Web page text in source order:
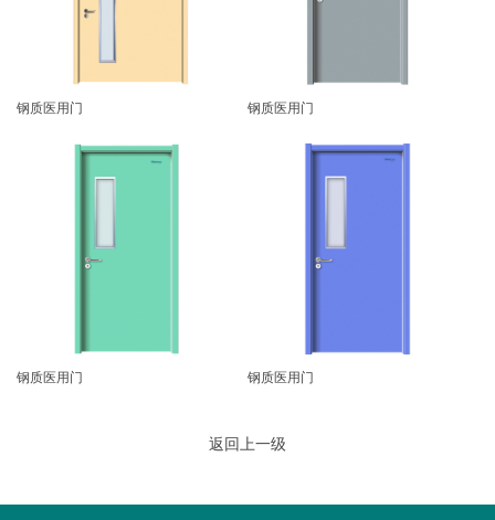
钢质医用门 钢质医用门
钢质医用门 钢质医用门
返回上一级